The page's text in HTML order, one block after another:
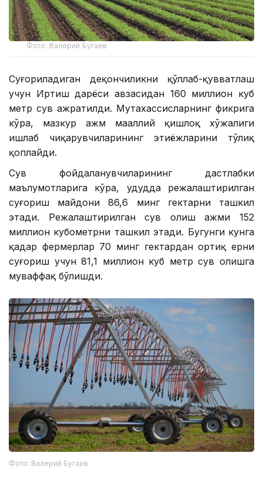
Фото: Валерий Бугаев
Суғориладиган деҳқончиликни қўллаб-қувватлаш
учун Иртиш дарёси ҳавзасидан 160 миллион куб
метр сув ажратилди. Мутахассисларнинг фикрига
кўра, мазкур ҳажм маҳаллий қишлоқ хўжалиги
ишлаб чиқарувчиларининг эҳтиёжларини тўлиқ
қоплайди.
Сув фойдаланувчиларининг дастлабки
маълумотларига кўра, ҳудудда режалаштирилган
суғориш майдони 86,6 минг гектарни ташкил
этади. Режалаштирилган сув олиш ҳажми 152
миллион кубометрни ташкил этади. Бугунги кунга
қадар фермерлар 70 минг гектардан ортиқ ерни
суғориш учун 81,1 миллион куб метр сув олишга
муваффақ бўлишди.
Фото: Валерий Бугаев